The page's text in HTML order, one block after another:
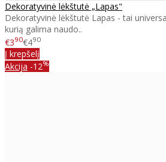
Dekoratyvinė lėkštutė „Lapas"
Dekoratyvinė lėkštutė Lapas - tai
kurią galima naudo..
€390€490
Į krepšelį
Akcija -12%